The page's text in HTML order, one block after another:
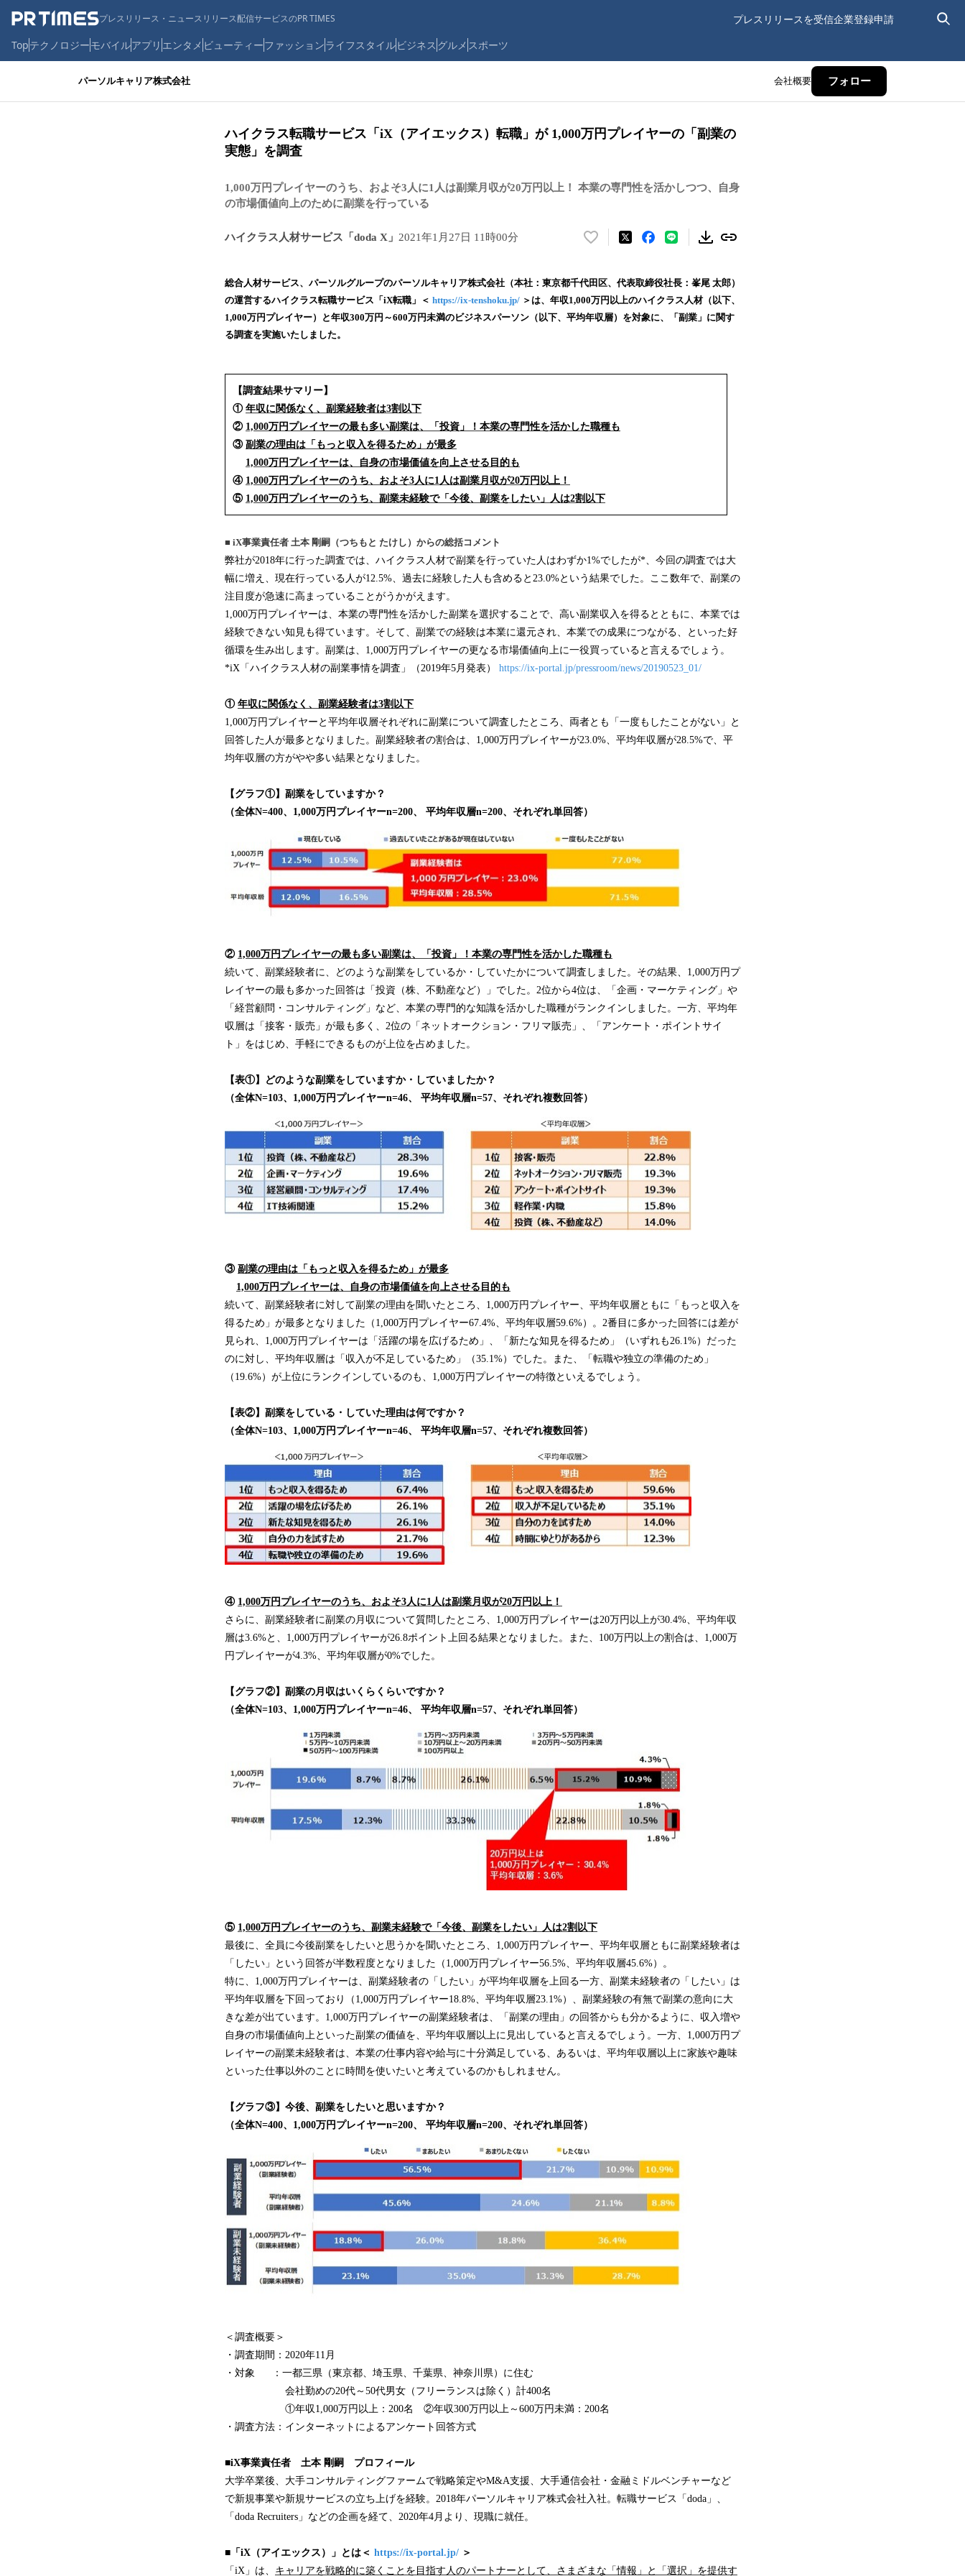
プレスリリース・ニュースリリース配信サービスのPR TIMES プレスリリースを受信企業登録申請
Topテクノロジーモバイルアプリ エンタメ ビューティーファッションライフスタイルビジネス グルメ スポーツ
パーソルキャリア株式会社 会社概要 フォロー
ハイクラス転職サービス「iX（アイエックス）転職」が 1,000万円プレイヤーの「副業の
実態」を調査
1,000万円プレイヤーのうち、およそ3人に1人は副業月収が20万円以上！ 本業の専門性を活かしつつ、自身
の市場価値向上のために副業を行っている
ハイクラス人材サービス「doda X」 2021年1月27日 11時00分
い
！
数
を
す
総合人材サービス、パーソルグループのパーソルキャリア株式会社（本社：東京都千代田区、代表取締役社長：峯尾 太郎）
の運営するハイクラス転職サービス「iX転職」＜ https://ix-tenshoku.jp/ ＞は、年収1,000万円以上のハイクラス人材（以下、
1,000万円プレイヤー）と年収300万円～600万円未満のビジネスパーソン（以下、平均年収層）を対象に、「副業」に関す
る調査を実施いたしました。
【調査結果サマリー】
① 年収に関係なく、副業経験者は3割以下
② 1,000万円プレイヤーの最も多い副業は、「投資」！本業の専門性を活かした職種も
③ 副業の理由は「もっと収入を得るため」が最多
1,000万円プレイヤーは、自身の市場価値を向上させる目的も
④ 1,000万円プレイヤーのうち、およそ3人に1人は副業月収が20万円以上！
⑤ 1,000万円プレイヤーのうち、副業未経験で「今後、副業をしたい」人は2割以下
■ iX事業責任者 土本 剛嗣（つちもと たけし）からの総括コメント
弊社が2018年に行った調査では、ハイクラス人材で副業を行っていた人はわずか1%でしたが*、今回の調査では大
幅に増え、現在行っている人が12.5%、過去に経験した人も含めると23.0%という結果でした。ここ数年で、副業の
注目度が急速に高まっていることがうかがえます。
1,000万円プレイヤーは、本業の専門性を活かした副業を選択することで、高い副業収入を得るとともに、本業では
経験できない知見も得ています。そして、副業での経験は本業に還元され、本業での成果につながる、といった好
循環を生み出します。副業は、1,000万円プレイヤーの更なる市場価値向上に一役買っていると言えるでしょう。
*iX「ハイクラス人材の副業事情を調査」（2019年5月発表） https://ix-portal.jp/pressroom/news/20190523_01/
① 年収に関係なく、副業経験者は3割以下
1,000万円プレイヤーと平均年収層それぞれに副業について調査したところ、両者とも「一度もしたことがない」と
回答した人が最多となりました。副業経験者の割合は、1,000万円プレイヤーが23.0%、平均年収層が28.5%で、平
均年収層の方がやや多い結果となりました。
【グラフ①】副業をしていますか？
（全体N=400、1,000万円プレイヤーn=200、 平均年収層n=200、それぞれ単回答）
② 1,000万円プレイヤーの最も多い副業は、「投資」！本業の専門性を活かした職種も
続いて、副業経験者に、どのような副業をしているか・していたかについて調査しました。その結果、1,000万円プ
レイヤーの最も多かった回答は「投資（株、不動産など）」でした。2位から4位は、「企画・マーケティング」や
「経営顧問・コンサルティング」など、本業の専門的な知識を活かした職種がランクインしました。一方、平均年
収層は「接客・販売」が最も多く、2位の「ネットオークション・フリマ販売」、「アンケート・ポイントサイ
ト」をはじめ、手軽にできるものが上位を占めました。
【表①】どのような副業をしていますか・していましたか？
（全体N=103、1,000万円プレイヤーn=46、 平均年収層n=57、それぞれ複数回答）
③ 副業の理由は「もっと収入を得るため」が最多
1,000万円プレイヤーは、自身の市場価値を向上させる目的も
続いて、副業経験者に対して副業の理由を聞いたところ、1,000万円プレイヤー、平均年収層ともに「もっと収入を
得るため」が最多となりました（1,000万円プレイヤー67.4%、平均年収層59.6%）。2番目に多かった回答には差が
見られ、1,000万円プレイヤーは「活躍の場を広げるため」、「新たな知見を得るため」（いずれも26.1%）だった
のに対し、平均年収層は「収入が不足しているため」（35.1%）でした。また、「転職や独立の準備のため」
（19.6%）が上位にランクインしているのも、1,000万円プレイヤーの特徴といえるでしょう。
【表②】副業をしている・していた理由は何ですか？
（全体N=103、1,000万円プレイヤーn=46、 平均年収層n=57、それぞれ複数回答）
④ 1,000万円プレイヤーのうち、およそ3人に1人は副業月収が20万円以上！
さらに、副業経験者に副業の月収について質問したところ、1,000万円プレイヤーは20万円以上が30.4%、平均年収
層は3.6%と、1,000万円プレイヤーが26.8ポイント上回る結果となりました。また、100万円以上の割合は、1,000万
円プレイヤーが4.3%、平均年収層が0%でした。
【グラフ②】副業の月収はいくらくらいですか？
（全体N=103、1,000万円プレイヤーn=46、 平均年収層n=57、それぞれ単回答）
⑤ 1,000万円プレイヤーのうち、副業未経験で「今後、副業をしたい」人は2割以下
最後に、全員に今後副業をしたいと思うかを聞いたところ、1,000万円プレイヤー、平均年収層ともに副業経験者は
「したい」という回答が半数程度となりました（1,000万円プレイヤー56.5%、平均年収層45.6%）。
特に、1,000万円プレイヤーは、副業経験者の「したい」が平均年収層を上回る一方、副業未経験者の「したい」は
平均年収層を下回っており（1,000万円プレイヤー18.8%、平均年収層23.1%）、副業経験の有無で副業の意向に大
きな差が出ています。1,000万円プレイヤーの副業経験者は、「副業の理由」の回答からも分かるように、収入増や
自身の市場価値向上といった副業の価値を、平均年収層以上に見出していると言えるでしょう。一方、1,000万円プ
レイヤーの副業未経験者は、本業の仕事内容や給与に十分満足している、あるいは、平均年収層以上に家族や趣味
といった仕事以外のことに時間を使いたいと考えているのかもしれません。
【グラフ③】今後、副業をしたいと思いますか？
（全体N=400、1,000万円プレイヤーn=200、 平均年収層n=200、それぞれ単回答）
＜調査概要＞
・調査期間：2020年11月
・対象 ：一都三県（東京都、埼玉県、千葉県、神奈川県）に住む
会社勤めの20代～50代男女（フリーランスは除く）計400名
①年収1,000万円以上：200名 ②年収300万円以上～600万円未満：200名
・調査方法：インターネットによるアンケート回答方式
■iX事業責任者 土本 剛嗣 プロフィール
大学卒業後、大手コンサルティングファームで戦略策定やM&A支援、大手通信会社・金融ミドルベンチャーなど
で新規事業や新規サービスの立ち上げを経験。2018年パーソルキャリア株式会社入社。転職サービス「doda」、
「doda Recruiters」などの企画を経て、2020年4月より、現職に就任。
■「iX（アイエックス）」とは＜ https://ix-portal.jp/ ＞
「iX」は、 キャリアを戦略的に築くことを目指す人のパートナーとして、さまざまな「情報」と「選択」を提供す